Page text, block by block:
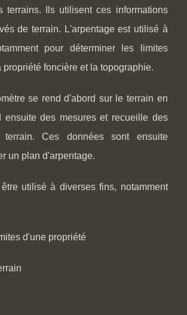
terrains. Ils utilisent ces informations
de terrain. L'arpentage est utilisé à
pour déterminer les limites
propriété foncière et la topographie.
se rend d'abord sur le terrain en
ensuite des mesures et recueille des
Ces données sont ensuite
un plan d'arpentage.
utilisé à diverses fins, notamment
d'une propriété